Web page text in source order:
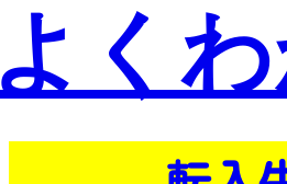
よく